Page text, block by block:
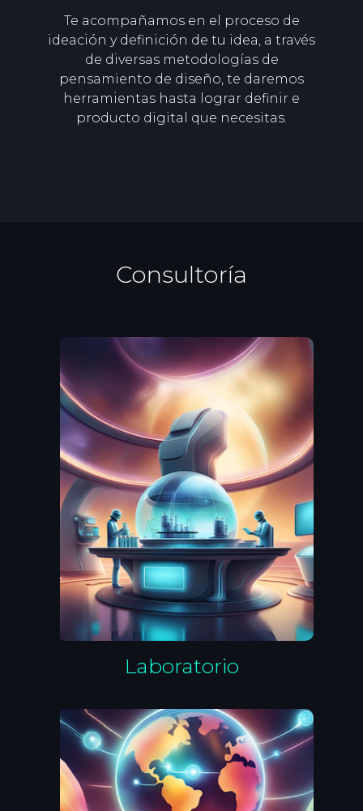
Te acompañamos en el proceso de
ideación y definición de tu idea, a través
de diversas metodologías de
pensamiento de diseño, te daremos
herramientas hasta lograr definir e
producto digital que necesitas.
Consultoría
Laboratorio